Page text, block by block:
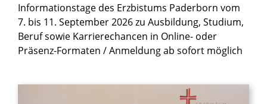
Informationstage des Erzbistums Paderborn vom
7. bis 11. September 2026 zu Ausbildung, Studium,
Beruf sowie Karrierechancen in Online- oder
Präsenz-Formaten / Anmeldung ab sofort möglich